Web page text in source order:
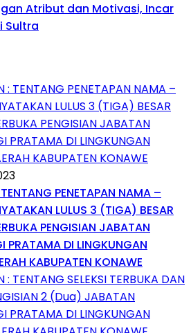
Atribut dan Motivasi, Incar
Sultra
PENETAPAN NAMA –
LULUS 3 (TIGA) BESAR
PENGISIAN JABATAN
PRATAMA DI LINGKUNGAN
KABUPATEN KONAWE